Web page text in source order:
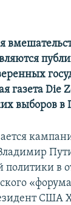
газета Die
выборов в
в
США